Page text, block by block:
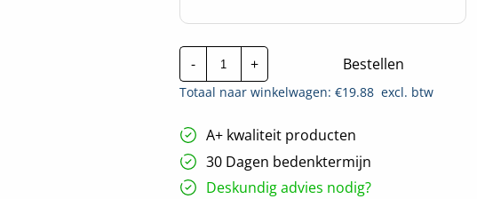
-
Bedradingskoker
HxB
-
|
2
meter
hoeveelheid
+ Bestellen
Totaal naar winkelwagen: €19.88excl. btw
A+ kwaliteit producten
30 Dagen bedenktermijn
Deskundig advies nodig?